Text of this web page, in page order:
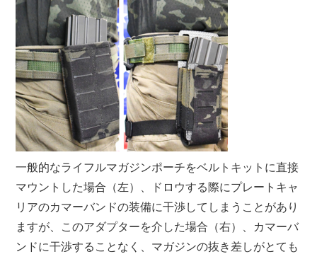
一般的なライフルマガジンポーチをベルトキットに直接
マウントした場合（左）、ドロウする際にプレートキャ
リアのカマーバンドの装備に干渉してしまうことがあり
ますが、このアダプターを介した場合（右）、カマーバ
ンドに干渉することなく、マガジンの抜き差しがとても